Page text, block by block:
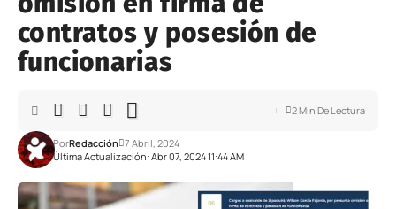
contratos y posesión de
funcionarias
Última Actualización: Abr 07, 2024 11:44 AM
PorRedacción 7 Abril, 2024
2 Min De Lectura